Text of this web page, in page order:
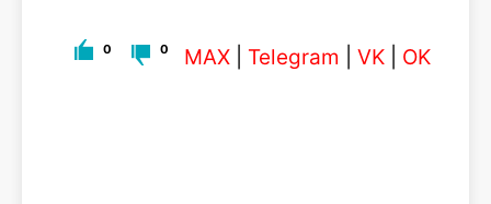
0 0 MAX Telegram VK OK